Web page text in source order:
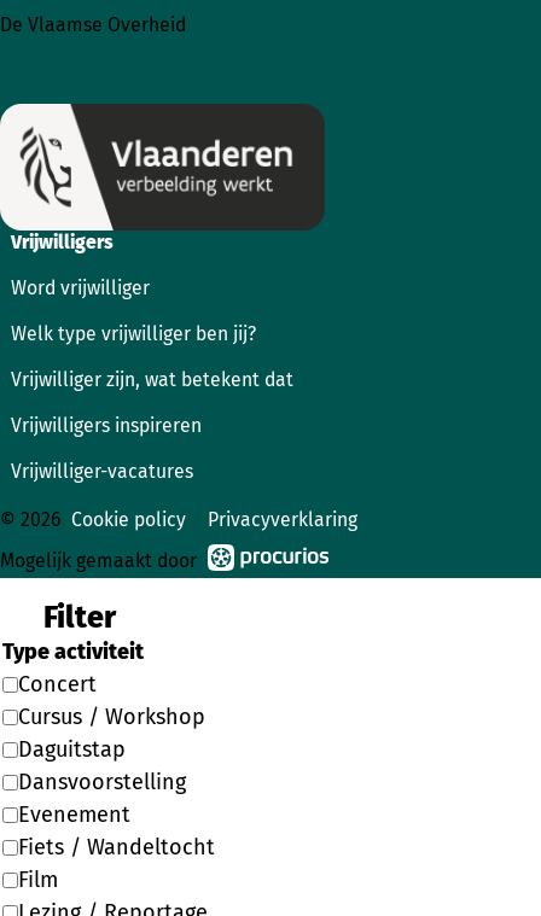
InstagramFacebook
Vrijwilligers
Word vrijwilliger
Welk type vrijwilliger ben jij?
Vrijwilliger zijn, wat betekent dat
Vrijwilligers inspireren
Vrijwilliger-vacatures
De Vlaamse Overheid
© 2026 Cookie policy
Privacyverklaring
Mogelijk gemaakt door
Filter
Type activiteit
Concert
Cursus / Workshop
Daguitstap
Dansvoorstelling
Evenement
Fiets / Wandeltocht
Film